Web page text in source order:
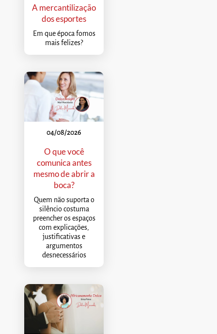
A mercantilização
dos esportes
Em que época fomos
mais felizes?
04/08/2026
O que você
comunica antes
mesmo de abrir a
boca?
Quem não suporta o
silêncio costuma
preencher os espaços
com explicações,
justificativas e
argumentos
desnecessários